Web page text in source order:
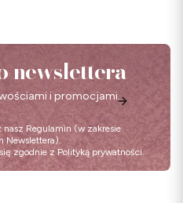
newslettera
i promocjami.
nasz Regulamin (w zakresie
Newslettera).
zgodnie z Polityką prywatności.